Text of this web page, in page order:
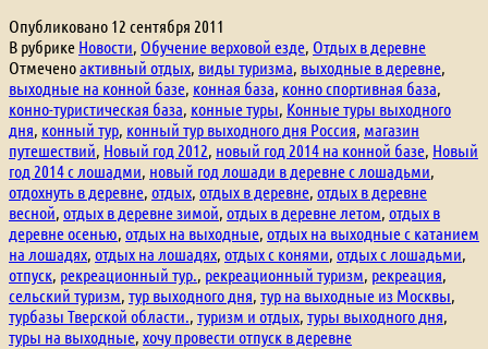
Опубликовано 12 сентября 2011
В рубрике Новости, Обучение верховой езде, Отдых в деревне
Отмеченоактивный отдых, виды туризма, выходные в деревне,
выходные на конной базе, конная база, конно спортивная база,
конно-туристическая база, конные туры, Конные туры выходного
дня, конный тур, конный тур выходного дня Россия, магазин
путешествий, Новый год 2012, новый год 2014 на конной базе, Новый
год 2014 с лошадми, новый год лошади в деревне с лошадьми,
отдохнуть в деревне, отдых, отдых в деревне, отдых в деревне
весной, отдых в деревне зимой, отдых в деревне летом, отдых в
деревне осенью, отдых на выходные, отдых на выходные с катанием
на лошадях, отдых на лошадях, отдых с конями, отдых с лошадьми,
отпуск, рекреационный тур., рекреационный туризм, рекреация,
сельский туризм, тур выходного дня, тур на выходные из Москвы,
турбазы Тверской области., туризм и отдых, туры выходного дня,
туры на выходные, хочу провести отпуск в деревне